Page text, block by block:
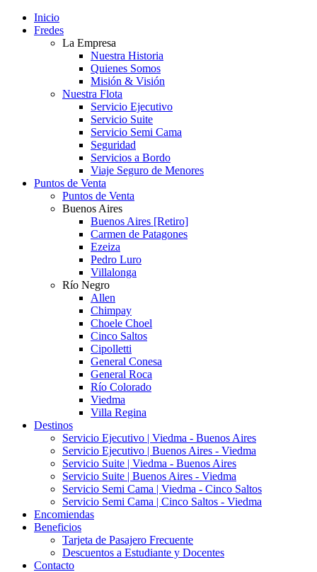
Inicio
Fredes
La Empresa
Nuestra Historia
Quienes Somos
Misión & Visión
Nuestra Flota
Servicio Ejecutivo
Servicio Suite
Servicio Semi Cama
Seguridad
Servicios a Bordo
Viaje Seguro de Menores
Puntos de Venta
Puntos de Venta
Buenos Aires
Buenos Aires [Retiro]
Carmen de Patagones
Ezeiza
Pedro Luro
Villalonga
Río Negro
Allen
Chimpay
Choele Choel
Cinco Saltos
Cipolletti
General Conesa
General Roca
Río Colorado
Viedma
Villa Regina
Destinos
Servicio Ejecutivo | Viedma - Buenos Aires
Servicio Ejecutivo | Buenos Aires - Viedma
Servicio Suite | Viedma - Buenos Aires
Servicio Suite | Buenos Aires - Viedma
Servicio Semi Cama | Viedma - Cinco Saltos
Servicio Semi Cama | Cinco Saltos - Viedma
Encomiendas
Beneficios
Tarjeta de Pasajero Frecuente
Descuentos a Estudiante y Docentes
Contacto